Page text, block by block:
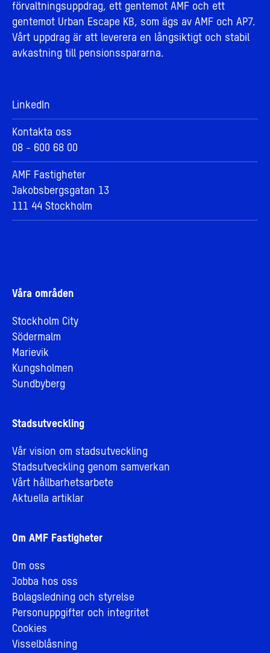
förvaltningsuppdrag, ett gentemot AMF och ett
gentemot Urban Escape KB, som ägs av AMF och AP7.
Vårt uppdrag är att leverera en långsiktigt och stabil
avkastning till pensionsspararna.
LinkedIn
Kontakta oss
08 - 600 68 00
AMF Fastigheter
Jakobsbergsgatan 13
111 44 Stockholm
Våra områden
Stockholm City
Södermalm
Marievik
Kungsholmen
Sundbyberg
Stadsutveckling
Vår vision om stadsutveckling
Stadsutveckling genom samverkan
Vårt hållbarhetsarbete
Aktuella artiklar
Om AMF Fastigheter
Om oss
Jobba hos oss
Bolagsledning och styrelse
Personuppgifter och integritet
Cookies
Visselblåsning